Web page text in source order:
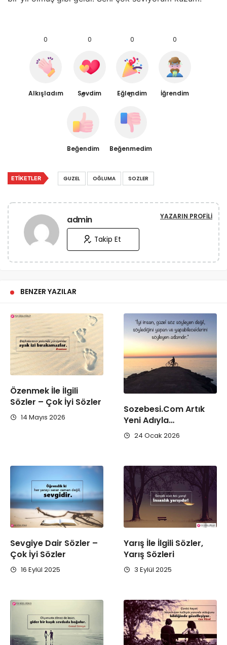
0
Alkışladım
0
Sevdim
0
Eğlendim
0
İğrendim
0
Beğendim
0
Beğenmedim
ETIKETLER GUZEL OĞLUMA SOZLER
admin YAZARIN PROFILI
Takip Et
BENZER YAZILAR
Özenmek İle İlgili
Sözler – Çok İyi Sözler
14 Mayıs 2026
Sozebesi.Com Artık
Yeni Adıyla…
24 Ocak 2026
Sevgiye Dair Sözler –
Çok İyi Sözler
16 Eylül 2025
Yarış İle İlgili Sözler,
Yarış Sözleri
3 Eylül 2025